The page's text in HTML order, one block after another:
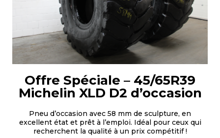
Offre Spéciale – 45/65R39
Michelin XLD D2 d’occasion
Pneu d’occasion avec 58 mm de sculpture, en
excellent état et prêt à l’emploi. Idéal pour ceux qui
recherchent la qualité à un prix compétitif !